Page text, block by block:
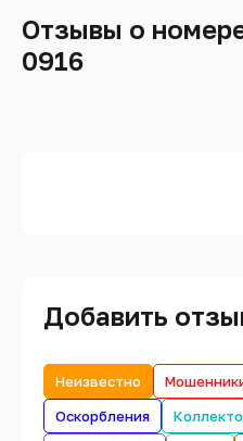
Отзывы о
0916
Добавить
Неизвестно
Оскорбления